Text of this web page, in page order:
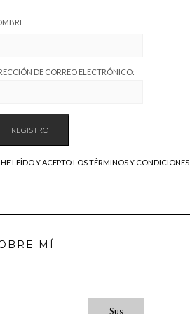
DE CORREO ELECTRÓNICO:
HE LEÍDO Y ACEPTO LOS TÉRMINOS Y CONDICIONES
MÍ
Sus